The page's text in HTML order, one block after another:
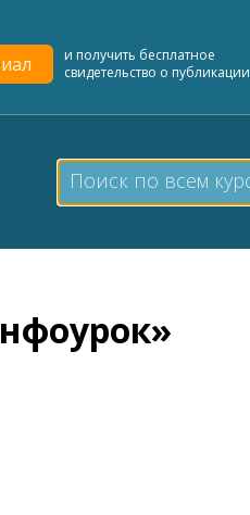
и получить бесплатное
свидетельство о публикации